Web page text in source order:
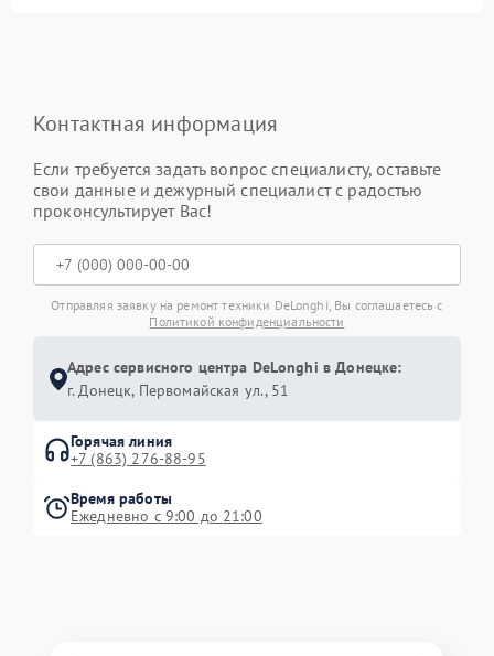
Контактная информация
Если требуется задать вопрос специалисту, оставьте
свои данные и дежурный специалист с радостью
проконсультирует Вас!
Отправляя заявку на ремонт техники DeLonghi, Вы соглашаетесь с
Политикой конфиденциальности
Адрес сервисного центра DeLonghi в Донецке:
г. Донецк, Первомайская ул., 51
Горячая линия
+7 (863) 276-88-95
Время работы
Ежедневно с 9:00 до 21:00